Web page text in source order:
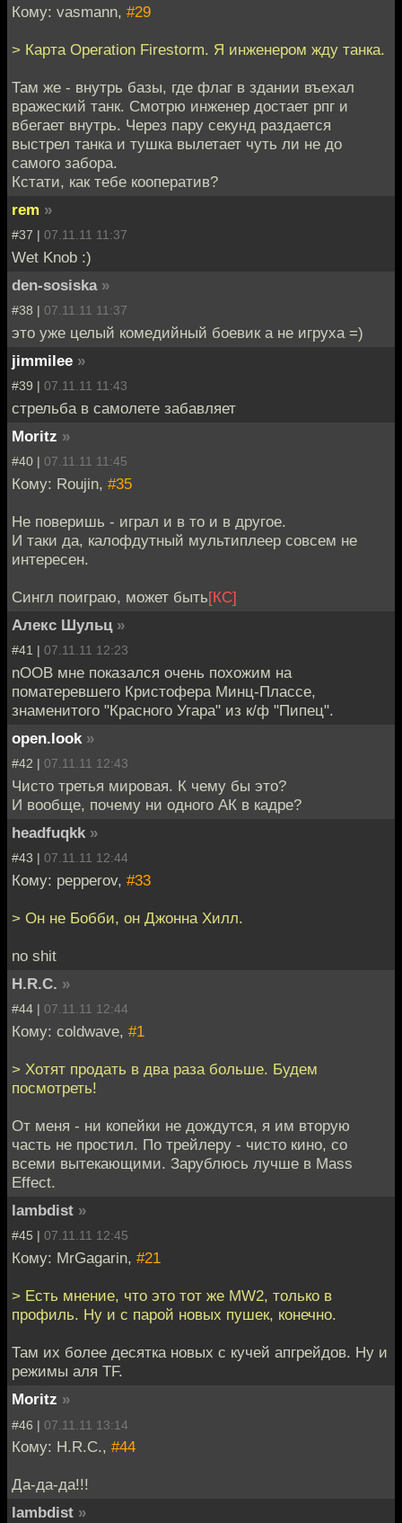
Кому: vasmann, #29
> Карта Operation Firestorm. Я инженером жду танка.
Там же - внутрь базы, где флаг в здании въехал
вражеский танк. Смотрю инженер достает рпг и
вбегает внутрь. Через пару секунд раздается
выстрел танка и тушка вылетает чуть ли не до
самого забора.
Кстати, как тебе кооператив?
rem »
#37 | 07.11.11 11:37
Wet Knob :)
den-sosiska »
#38 | 07.11.11 11:37
это уже целый комедийный боевик а не игруха =)
jimmilee »
#39 | 07.11.11 11:43
стрельба в самолете забавляет
Moritz »
#40 | 07.11.11 11:45
Кому: Roujin, #35
Не поверишь - играл и в то и в другое.
И таки да, калофдутный мультиплеер совсем не
интересен.
Сингл поиграю, может быть[КС]
Алекс Шульц »
#41 | 07.11.11 12:23
nOOB мне показался очень похожим на
поматеревшего Кристофера Минц-Плассе,
знаменитого "Красного Угара" из к/ф "Пипец".
open.look »
#42 | 07.11.11 12:43
Чисто третья мировая. К чему бы это?
И вообще, почему ни одного АК в кадре?
headfuqkk »
#43 | 07.11.11 12:44
Кому: pepperov, #33
> Он не Бобби, он Джонна Хилл.
no shit
H.R.C. »
#44 | 07.11.11 12:44
Кому: coldwave, #1
> Хотят продать в два раза больше. Будем
посмотреть!
От меня - ни копейки не дождутся, я им вторую
часть не простил. По трейлеру - чисто кино, со
всеми вытекающими. Зарублюсь лучше в Mass
Effect.
lambdist »
#45 | 07.11.11 12:45
Кому: MrGagarin, #21
> Есть мнение, что это тот же MW2, только в
профиль. Ну и с парой новых пушек, конечно.
Там их более десятка новых с кучей апгрейдов. Ну и
режимы аля TF.
Moritz »
#46 | 07.11.11 13:14
Кому: H.R.C., #44
Да-да-да!!!
lambdist »